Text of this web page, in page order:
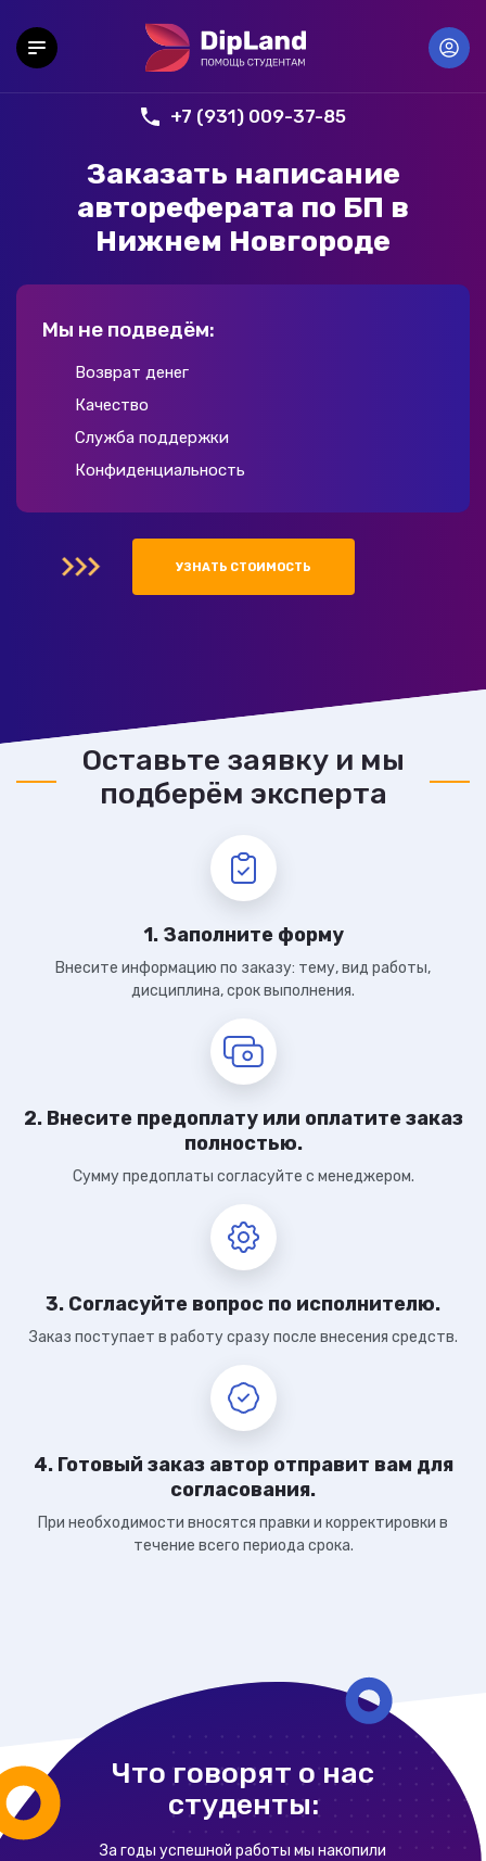
+7 (931) 009-37-85
Заказать написание
автореферата по БП в
Нижнем Новгороде
Мы не подведём:
Возврат денег
Качество
Служба поддержки
Конфиденциальность
УЗНАТЬ СТОИМОСТЬ
Оставьте заявку и мы
подберём эксперта
1. Заполните форму
Внесите информацию по заказу: тему, вид работы,
дисциплина, срок выполнения.
2. Внесите предоплату или оплатите заказ
полностью.
Сумму предоплаты согласуйте с менеджером.
3. Согласуйте вопрос по исполнителю.
Заказ поступает в работу сразу после внесения средств.
4. Готовый заказ автор отправит вам для
согласования.
При необходимости вносятся правки и корректировки в
течение всего периода срока.
Что говорят о нас
студенты:
За годы успешной работы мы накопили